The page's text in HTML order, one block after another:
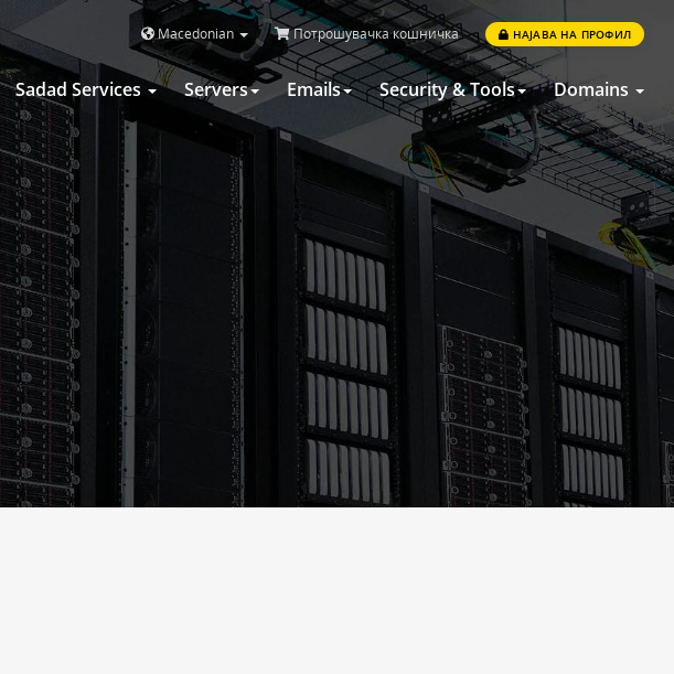
Macedonian Потрошувачка кошничка НАЈАВА НА ПРОФИЛ
Sadad Services Servers Emails Security & Tools Domains